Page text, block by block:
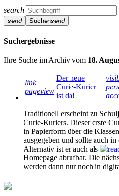
search
send Suchensend
Suchergebnisse
Ihre Suche im Archiv vom 18.
link
pageview
Der neue
Curie-Kurier
ist da!
Traditionell erscheint zu
Curie-Kuriers. Dieser erste
in Papierform über die
ausgegeben und sollte auch
Alternativ ist er auch als
Homepage abrufbar. Die
werden dann nur noch in